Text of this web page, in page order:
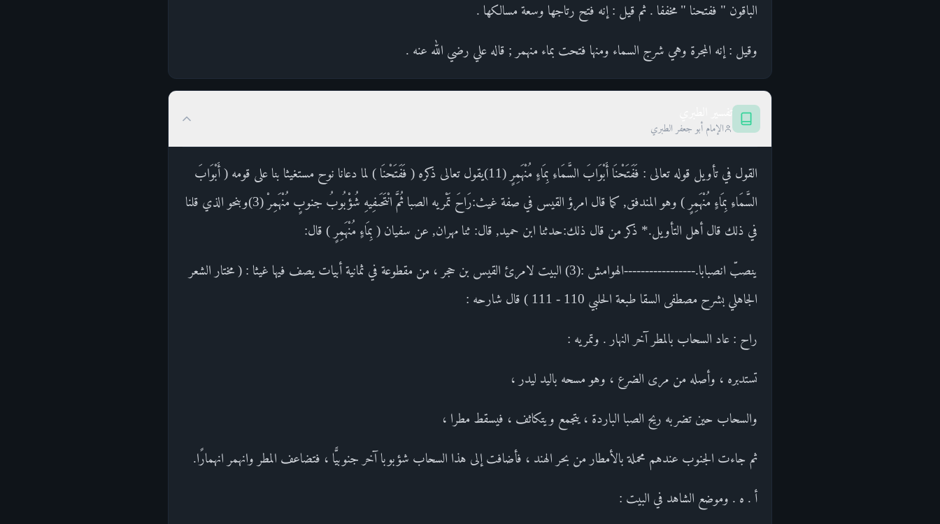
الباقون " ففتحنا " مخففا . ثم قيل : إنه فتح رتاجها وسعة مسالكها .
وقيل : إنه المجرة وهي شرج السماء ومنها فتحت بماء منهمر ; قاله علي رضي الله عنه .
الإمام أبو جعفر الطبري
القول في تأويل قوله تعالى : فَفَتَحْنَا أَبْوَابَ السَّمَاءِ بِمَاءٍ مُنْهَمِرٍ (11)يقول تعالى ذكره ( فَفَتَحْنَا ) لما دعانا نوح مستغيثا بنا على قومه ( أَبْوَابَ
السَّمَاءِ بِمَاءٍ مُنْهَمِرٍ ) وهو المندفق, كما قال امرؤ القيس في صفة غيث:رَاحَ تَمْريه الصبا ثُمَّ انْتَحَىفِيهِ شُؤْبُوبُ جنوبٍ مُنْهَمِرْ (3)وبنحو الذي قلنا
في ذلك قال أهل التأويل.* ذكر من قال ذلك:حدثنا ابن حميد, قال: ثنا مهران, عن سفيان ( بِمَاءٍ مُنْهَمِرٍ ) قال:
ينصبّ انصبابا.-----------------الهوامش :(3) البيت لامرئ القيس بن حجر ، من مقطوعة في ثمانية أبيات يصف فيها غيثا : ( مختار الشعر
الجاهلي بشرح مصطفى السقا طبعة الحلبي 110 - 111 ) قال شارحه :
راح : عاد السحاب بالمطر آخر النهار . وتمريه :
تستدبره ، وأصله من مرى الضرع ، وهو مسحه باليد ليدر ،
والسحاب حين تضربه ريح الصبا الباردة ، يتجمع ويتكاثف ، فيسقط مطرا ،
ثم جاءت الجنوب عندهم محملة بالأمطار من بحر الهند ، فأضافت إلى هذا السحاب شؤبوبا آخر جنوبيًّا ، فتضاعف المطر وانهمر انهمارًا.
أ . ه . وموضع الشاهد في البيت :